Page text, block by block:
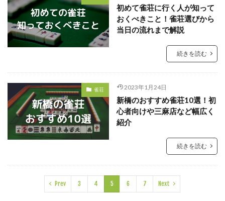
初めて雀荘に行く人が知って
おくべきこと！雀荘選びから
当日の流れまで解説
続きを読む
雀荘 2023年1月24日
新橋のおすすめ雀荘10選！初
心者向けや三麻店など幅広く
紹介
続きを読む
Prev 3 4 5 6 7 Next